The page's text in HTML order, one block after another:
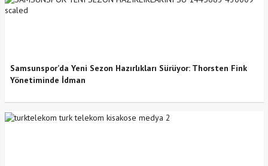
Samsunspor’da Yeni Sezon Hazırlıkları Sürüyor: Thorsten Fink
Yönetiminde İdman